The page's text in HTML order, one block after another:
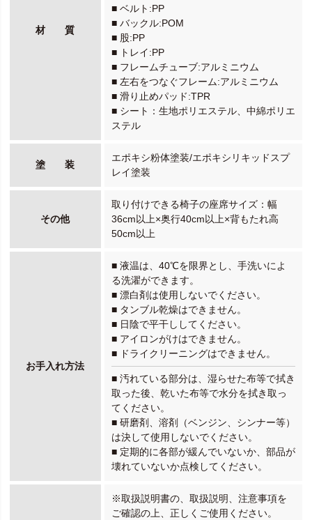
材 質
■ ベルト:PP
■ バックル:POM
■ 股:PP
■ トレイ:PP
■ フレームチューブ:アルミニウム
■ 左右をつなぐフレーム:アルミニウム
■ 滑り止めパッド:TPR
■ シート：生地ポリエステル、中綿ポリエ
ステル
塗 装
エポキシ粉体塗装/エポキシリキッドスプ
レイ塗装
その他
取り付けできる椅子の座席サイズ：幅
36cm以上×奥行40cm以上×背もたれ高
50cm以上
お手入れ方法
■ 液温は、40℃を限界とし、手洗いによ
る洗濯ができます。
■ 漂白剤は使用しないでください。
■ タンブル乾燥はできません。
■ 日陰で平干ししてください。
■ アイロンがけはできません。
■ ドライクリーニングはできません。
■ 汚れている部分は、湿らせた布等で拭き
取った後、乾いた布等で水分を拭き取っ
てください。
■ 研磨剤、溶剤（ベンジン、シンナー等）
は決して使用しないでください。
■ 定期的に各部が緩んでいないか、部品が
壊れていないか点検してください。
※取扱説明書の、取扱説明、注意事項を
ご確認の上、正しくご使用ください。